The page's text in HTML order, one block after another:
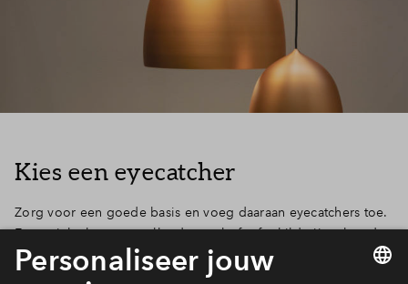
Kies een eyecatcher
Zorg voor een goede basis en voeg daaraan eyecatchers toe.
Een unieke lamp, opvallende stoel of tof schilderij maken de
ruimte helemaal af! Maar ook een tof behangetje of een hoge
of lage lambrisering zorgen voor een opvallend en spannend